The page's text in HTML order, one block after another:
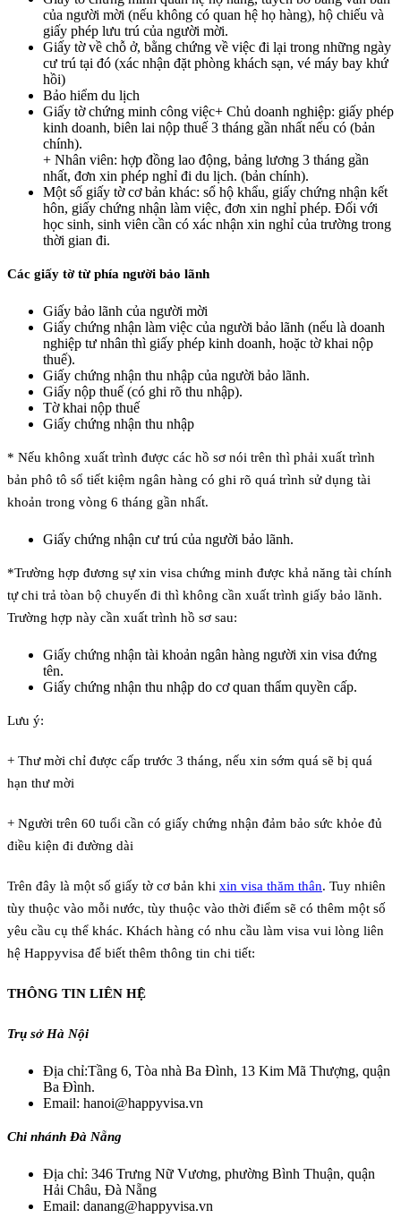
của người mời (nếu không có quan hệ họ hàng), hộ chiếu và
giấy phép lưu trú của người mời.
Giấy tờ về chỗ ở, bằng chứng về việc đi lại trong những ngày
cư trú tại đó (xác nhận đặt phòng khách sạn, vé máy bay khứ
hồi)
Bảo hiểm du lịch
Giấy tờ chứng minh công việc+ Chủ doanh nghiệp: giấy phép
kinh doanh, biên lai nộp thuế 3 tháng gần nhất nếu có (bản
chính).
+ Nhân viên: hợp đồng lao động, bảng lương 3 tháng gần
nhất, đơn xin phép nghỉ đi du lịch. (bản chính).
Một số giấy tờ cơ bản khác: sổ hộ khẩu, giấy chứng nhận kết
hôn, giấy chứng nhận làm việc, đơn xin nghỉ phép. Đối với
học sinh, sinh viên cần có xác nhận xin nghỉ của trường trong
thời gian đi.
Các giấy tờ từ phía người bảo lãnh
Giấy bảo lãnh của người mời
Giấy chứng nhận làm việc của người bảo lãnh (nếu là doanh
nghiệp tư nhân thì giấy phép kinh doanh, hoặc tờ khai nộp
thuế).
Giấy chứng nhận thu nhập của người bảo lãnh.
Giấy nộp thuế (có ghi rõ thu nhập).
Tờ khai nộp thuế
Giấy chứng nhận thu nhập
* Nếu không xuất trình được các hồ sơ nói trên thì phải xuất trình
bản phô tô sổ tiết kiệm ngân hàng có ghi rõ quá trình sử dụng tài
khoản trong vòng 6 tháng gần nhất.
Giấy chứng nhận cư trú của người bảo lãnh.
*Trường hợp đương sự xin visa chứng minh được khả năng tài chính
tự chi trả tòan bộ chuyến đi thì không cần xuất trình giấy bảo lãnh.
Trường hợp này cần xuất trình hồ sơ sau:
Giấy chứng nhận tài khoản ngân hàng người xin visa đứng
tên.
Giấy chứng nhận thu nhập do cơ quan thẩm quyền cấp.
Lưu ý:
+ Thư mời chỉ được cấp trước 3 tháng, nếu xin sớm quá sẽ bị quá
hạn thư mời
+ Người trên 60 tuổi cần có giấy chứng nhận đảm bảo sức khỏe đủ
điều kiện đi đường dài
Trên đây là một số giấy tờ cơ bản khi xin visa thăm thân. Tuy nhiên
tùy thuộc vào mỗi nước, tùy thuộc vào thời điểm sẽ có thêm một số
yêu cầu cụ thể khác. Khách hàng có nhu cầu làm visa vui lòng liên
hệ Happyvisa để biết thêm thông tin chi tiết:
THÔNG TIN LIÊN HỆ
Trụ sở Hà Nội
Địa chỉ:Tầng 6, Tòa nhà Ba Đình, 13 Kim Mã Thượng, quận
Ba Đình.
Email: hanoi@happyvisa.vn
Chi nhánh Đà Nẵng
Địa chỉ: 346 Trưng Nữ Vương, phường Bình Thuận, quận
Hải Châu, Đà Nẵng
Email: danang@happyvisa.vn